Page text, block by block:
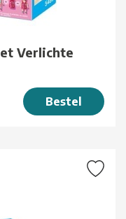
Verlichte
Bestel